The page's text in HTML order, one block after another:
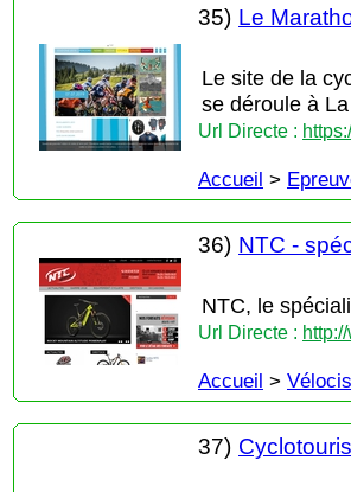
35) Le
Le site de la
se déroule à
Url Directe :
Accueil >
36) NTC -
NTC, le
Url Directe :
Accueil >
37)